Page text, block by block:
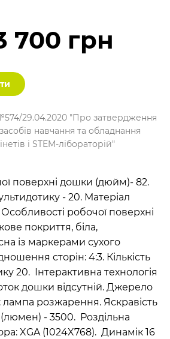
700 грн
29.04.2020 "Про затвердження
навчання та обладнання
і STEM-лібораторій"
поверхні дошки (дюйм)- 82.
- 20. Матеріал
робочої поверхні
покриття, біла,
із маркерами сухого
сторін: 4:3. Кількість
20. Інтерактивна технологія
дошки відсутній. Джерело
лампа розжарення. Яскравість
- 3500. Роздільна
XGA (1024X768). Динамік 16